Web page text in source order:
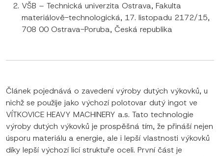
VŠB – Technická univerzita Ostrava, Fakulta
materiálově-technologická, 17. listopadu 2172/15,
708 00 Ostrava-Poruba, Česká republika
Článek pojednává o zavedení výroby dutých výkovků, u
nichž se použije jako výchozí polotovar dutý ingot ve
VÍTKOVICE HEAVY MACHINERY a.s. Tato technologie
výroby dutých výkovků je prospěšná tím, že přináší nejen
úsporu materiálu a energie, ale i lepší vlastnosti výkovků
díky lepší výchozí licí struktuře oceli. První část je